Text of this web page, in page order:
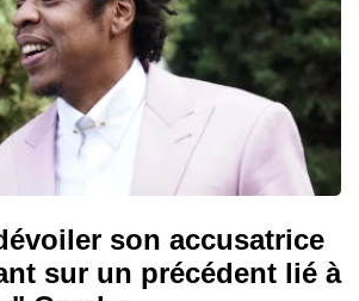
son accusatrice
sur un précédent lié à